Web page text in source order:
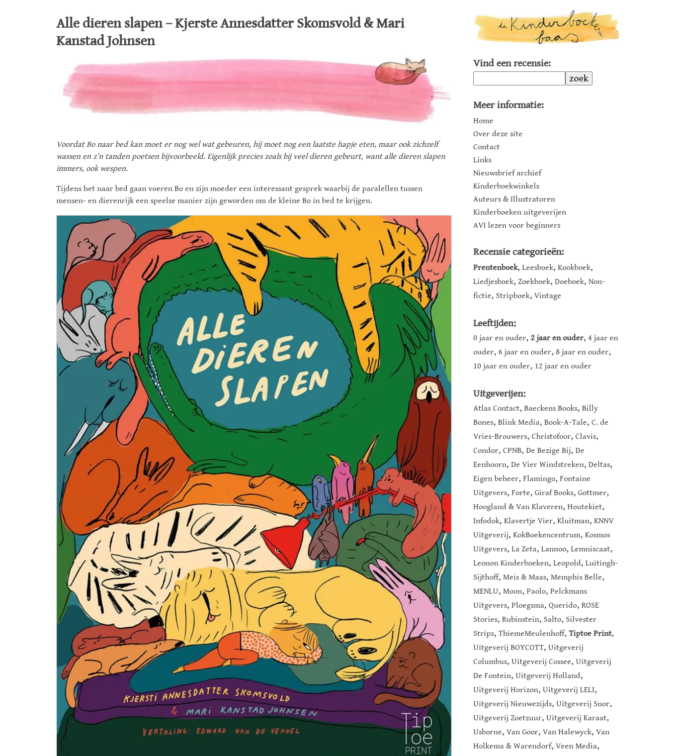
Alle dieren slapen – Kjerste Annesdatter Skomsvold & Mari
Kanstad Johnsen
Voordat Bo naar bed kan moet er nog wel wat gebeuren, hij moet nog een laatste hapje eten, maar ook zichzelf
wassen en z’n tanden poetsen bijvoorbeeld. Eigenlijk precies zoals bij veel dieren gebeurt, want alle dieren slapen
immers, ook wespen.
Tijdens het naar bed gaan voeren Bo en zijn moeder een interessant gesprek waarbij de paralellen tussen
mensen- en dierenrijk een speelse manier zijn geworden om de kleine Bo in bed te krijgen.
Vind een recensie:
zoek
Meer informatie:
Home
Over deze site
Contact
Links
Nieuwsbrief archief
Kinderboekwinkels
Auteurs & Illustratoren
Kinderboeken uitgeverijen
AVI lezen voor beginners
Recensie categorieën:
Prentenboek, Leesboek, Kookboek,
Liedjesboek, Zoekboek, Doeboek, Non-
fictie, Stripboek, Vintage
Leeftijden:
0 jaar en ouder, 2 jaar en ouder, 4 jaar en
ouder, 6 jaar en ouder, 8 jaar en ouder,
10 jaar en ouder, 12 jaar en ouder
Uitgeverijen:
Atlas Contact, Baeckens Books, Billy
Bones, Blink Media, Book-A-Tale, C. de
Vries-Brouwers, Christofoor, Clavis,
Condor, CPNB, De Bezige Bij, De
Eenhoorn, De Vier Windstreken, Deltas,
Eigen beheer, Flamingo, Fontaine
Uitgevers, Forte, Giraf Books, Gottmer,
Hoogland & Van Klaveren, Houtekiet,
Infodok, Klavertje Vier, Kluitman, KNNV
Uitgeverij, KokBoekencentrum, Kosmos
Uitgevers, La Zeta, Lannoo, Lemniscaat,
Leonon Kinderboeken, Leopold, Luitingh-
Sijthoff, Meis & Maas, Memphis Belle,
MENLU, Moon, Paolo, Pelckmans
Uitgevers, Ploegsma, Querido, ROSE
Stories, Rubinstein, Salto, Silvester
Strips, ThiemeMeulenhoff, Tiptoe Print,
Uitgeverij BOYCOTT, Uitgeverij
Columbus, Uitgeverij Cossee, Uitgeverij
De Fontein, Uitgeverij Holland,
Uitgeverij Horizon, Uitgeverij LELI,
Uitgeverij Nieuwezijds, Uitgeverij Snor,
Uitgeverij Zoetzuur, Uitgeverij Karaat,
Usborne, Van Goor, Van Halewyck, Van
Holkema & Warendorf, Veen Media,